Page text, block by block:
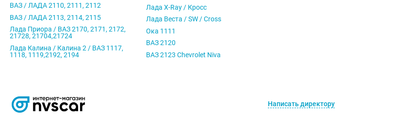
ВАЗ / ЛАДА 2110, 2111, 2112
ВАЗ / ЛАДА 2113, 2114, 2115
Лада Приора / ВАЗ 2170, 2171, 2172,
21728, 21704,21724
Лада Калина / Калина 2 / ВАЗ 1117,
1118, 1119,2192, 2194
Лада X-Ray / Кросс
Лада Веста / SW / Cross
Ока 1111
ВАЗ 2120
ВАЗ 2123 Chevrolet Niva
Написать директору